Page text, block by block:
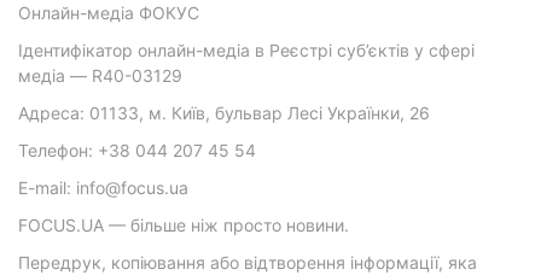
Онлайн-медіа ФОКУС
Ідентифікатор онлайн-медіа в Реєстрі суб’єктів у сфері
медіа — R40-03129
Адреса: 01133, м. Київ, бульвар Лесі Українки, 26
Телефон: +38 044 207 45 54
E-mail: info@focus.ua
FOCUS.UA — більше ніж просто новини.
Передрук, копіювання або відтворення інформації, яка